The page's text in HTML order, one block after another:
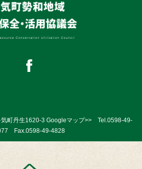
町丹生1620-3 Googleマップ>> Tel. 0598-49-
Fax.0598-49-4828